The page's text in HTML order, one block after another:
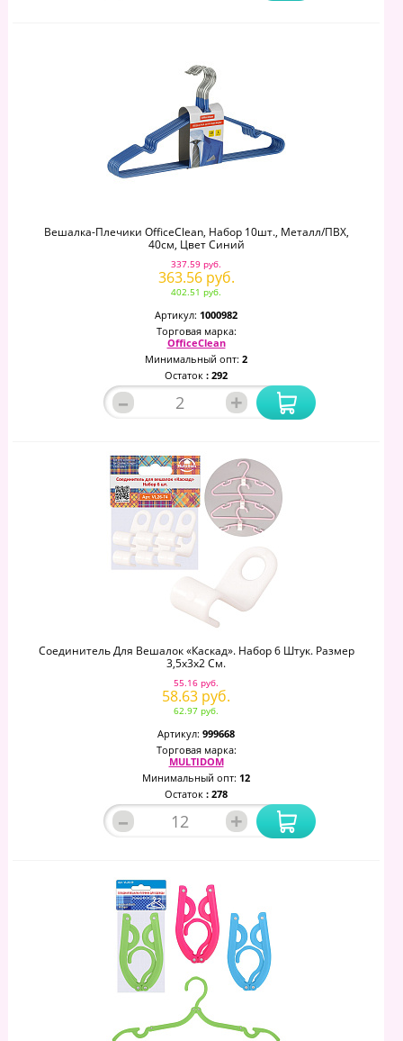
Вешалка-Плечики OfficeClean, Набор 10шт., Металл/ПВХ,
40см, Цвет Синий
337.59 руб.
363.56 руб.
402.51 руб.
Артикул: 1000982
Торговая марка:
OfficeClean
Минимальный опт: 2
Остаток : 292
– +
Соединитель Для Вешалок «Каскад». Набор 6 Штук. Размер
3,5х3х2 См.
55.16 руб.
58.63 руб.
62.97 руб.
Артикул: 999668
Торговая марка:
MULTIDOM
Минимальный опт: 12
Остаток : 278
– +